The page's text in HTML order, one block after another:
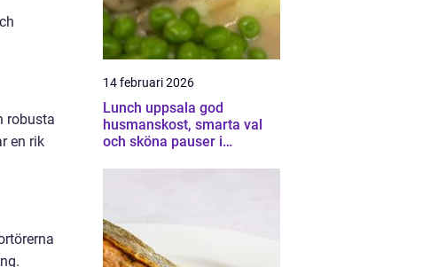
robusta
en rik
14 februari 2026
Lunch uppsala god
husmanskost, smarta val
och sköna pauser i